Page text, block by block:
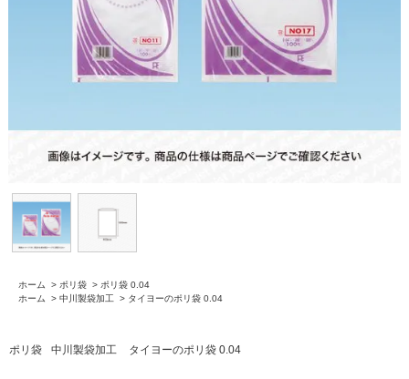
ホーム > ポリ袋 > ポリ袋 0.04
ホーム
> 中川製袋加工 > タイヨーのポリ袋 0.04
ポリ袋 中川製袋加工 タイヨーのポリ袋 0.04